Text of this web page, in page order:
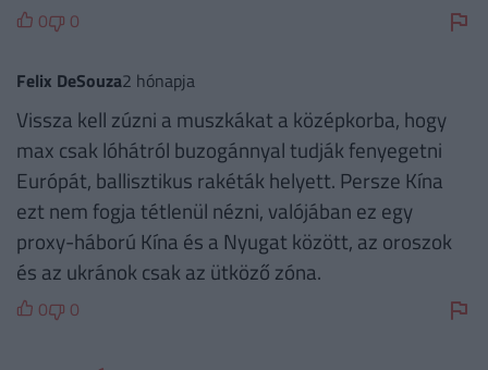
0 0
Felix DeSouza2 hónapja
Vissza kell zúzni a muszkákat a középkorba, hogy
max csak lóhátról buzogánnyal tudják fenyegetni
Európát, ballisztikus rakéták helyett. Persze Kína
ezt nem fogja tétlenül nézni, valójában ez egy
proxy-háború Kína és a Nyugat között, az oroszok
és az ukránok csak az ütköző zóna.
0 0